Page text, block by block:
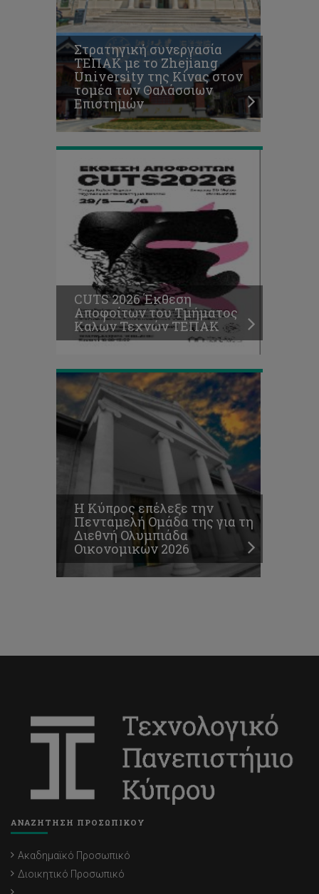
Στρατηγική συνεργασία
ΤΕΠΑΚ με το Zhejiang
University της Κίνας στον
τομέα των Θαλάσσιων
Επιστημών
CUTS
2026
Έκθεση
Αποφοίτων
του
Τμήματος
Καλών
Τεχνών
ΤΕΠΑΚ
CUTS 2026 Έκθεση
Αποφοίτων του Τμήματος
Καλών Τεχνών ΤΕΠΑΚ
Η
Κύπρος
επέλεξε
την
Πενταμελή
Ομάδα
της
τη
Διεθνή
Ολυμπιάδα
Οικονομικών
2026
Η Κύπρος επέλεξε την
Πενταμελή Ομάδα της για τη
Διεθνή Ολυμπιάδα
Οικονομικών 2026
ΑΝΑΖΗΤΗΣΗ ΠΡΟΣΩΠΙΚΟΥ
Ακαδημαϊκό Προσωπικό
Διοικητικό Προσωπικό